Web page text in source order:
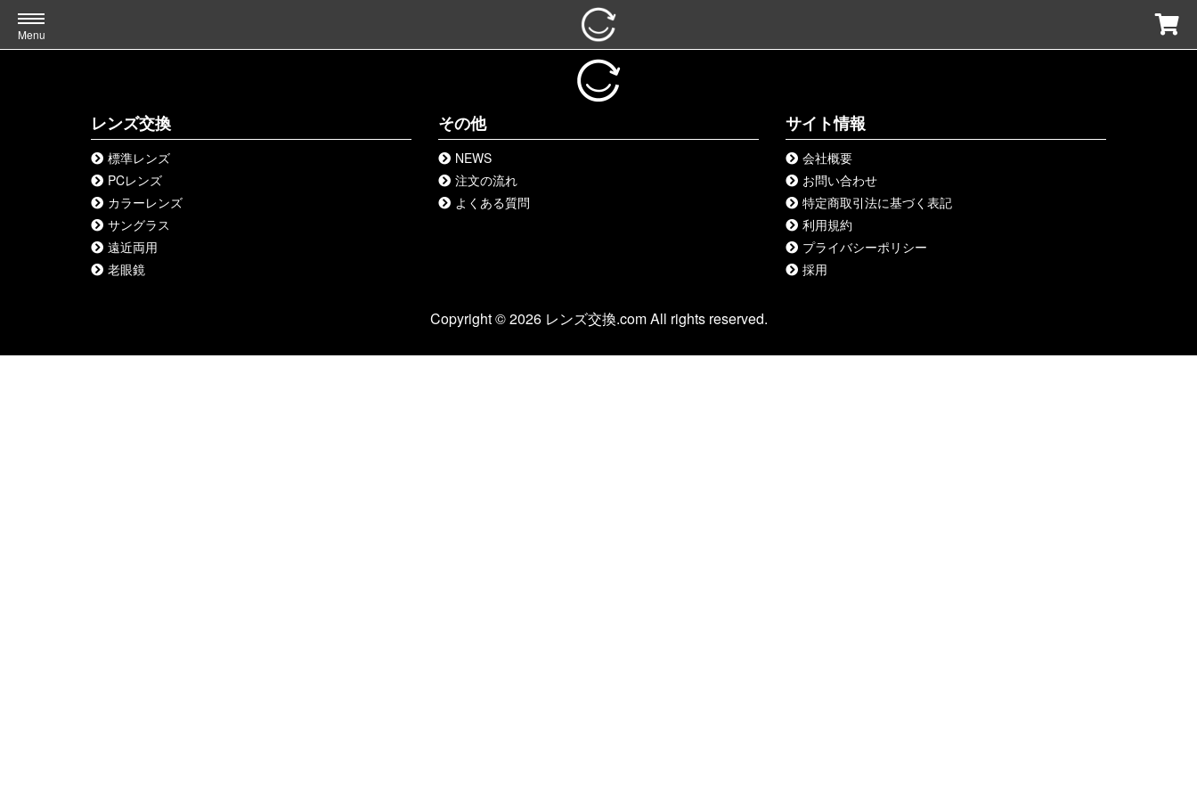
Menu
レンズ交換
標準レンズ
PCレンズ
カラーレンズ
サングラス
遠近両用
老眼鏡
その他
NEWS
注文の流れ
よくある質問
サイト情報
会社概要
お問い合わせ
特定商取引法に基づく表記
利用規約
プライバシーポリシー
採用
Copyright © 2026 レンズ交換.com All rights reserved.